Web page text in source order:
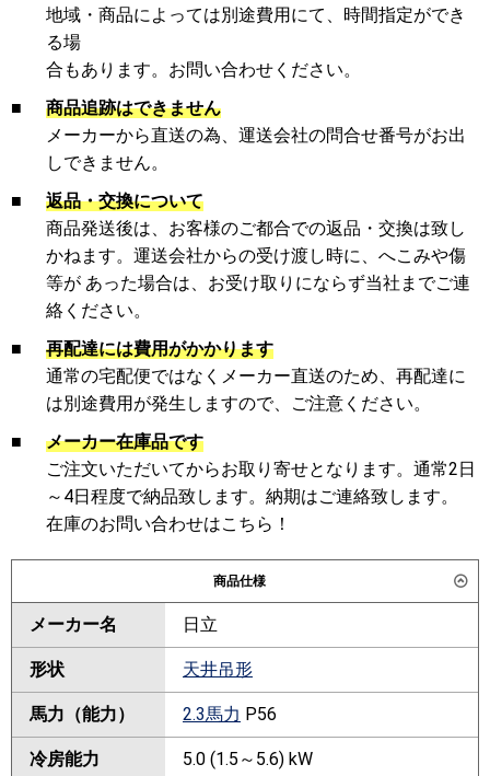
地域・商品によっては別途費用にて、時間指定ができ
る場
合もあります。お問い合わせください。
■
商品追跡はできません
メーカーから直送の為、運送会社の問合せ番号がお出
しできません。
■
返品・交換について
商品発送後は、お客様のご都合での返品・交換は致し
かねます。運送会社からの受け渡し時に、へこみや傷
等が あった場合は、お受け取りにならず当社までご連
絡ください。
■
再配達には費用がかかります
通常の宅配便ではなくメーカー直送のため、再配達に
は別途費用が発生しますので、ご注意ください。
■
メーカー在庫品です
ご注文いただいてからお取り寄せとなります。通常2日
～4日程度で納品致します。納期はご連絡致します。
在庫のお問い合わせはこちら！
商品仕様
メーカー名 日立
形状 天井吊形
馬力（能力） 2.3馬力 P56
冷房能力 5.0 (1.5～5.6) kW